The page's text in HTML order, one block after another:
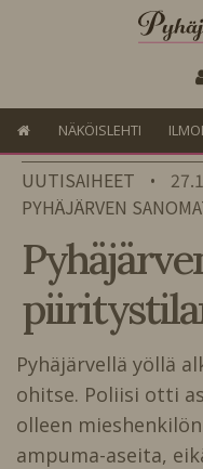
NÄKÖISLEHTI
UUTISAIHEET •
PYHÄJÄRVEN
Pyhäjärvellä yöllä
ohitse. Poliisi otti
olleen
ampuma-aseita,